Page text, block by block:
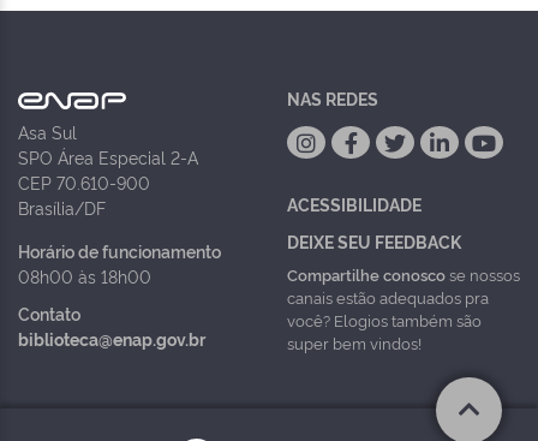
Asa Sul
SPO Área Especial 2-A
CEP 70.610-900
Brasília/DF
Horário de funcionamento
08h00 às 18h00
Contato
biblioteca@enap.gov.br
NAS REDES
ACESSIBILIDADE
DEIXE SEU FEEDBACK
Compartilhe conoscose nossos
canais estão adequados pra
você? Elogios também são
super bem vindos!